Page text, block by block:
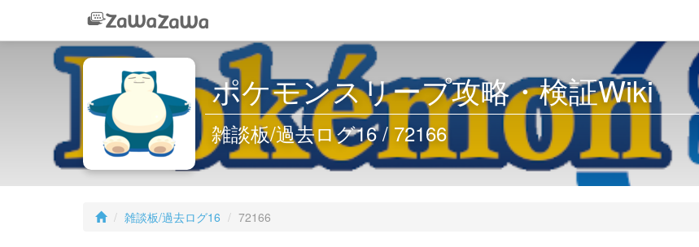
ポケモンスリープ攻略・検証Wiki
雑談板/過去ログ16 / 72166
雑談板/過去ログ16 72166